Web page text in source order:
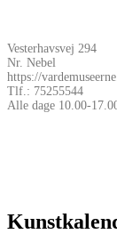
Vesterhavsvej 294
Nr. Nebel
https://
Tlf.: 75255544
Alle dage 10.00-